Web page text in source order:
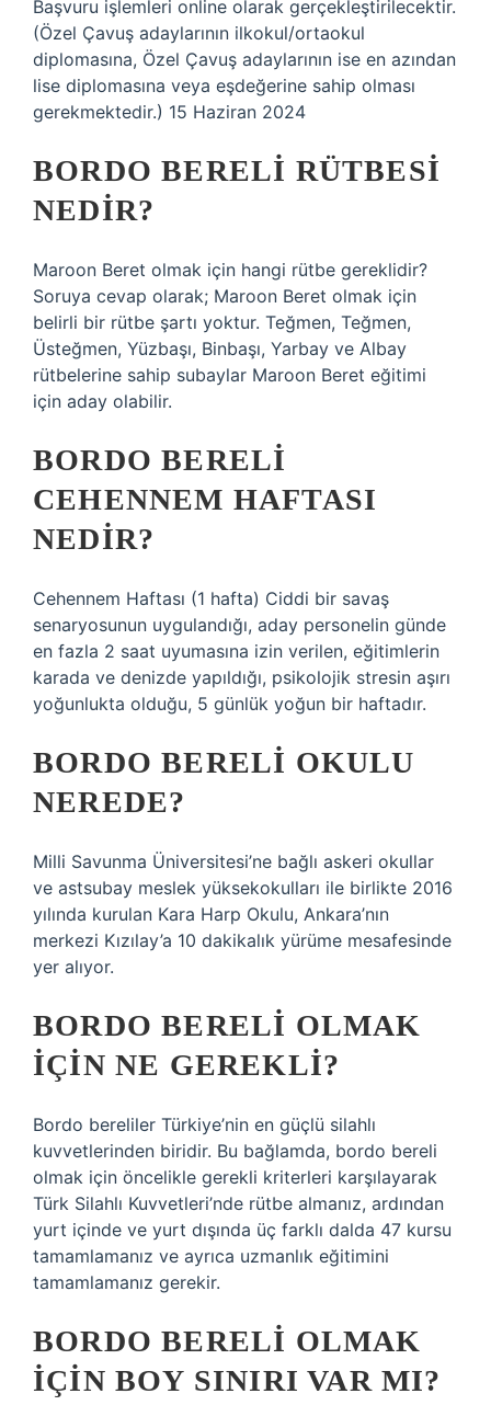
Başvuru işlemleri online olarak gerçekleştirilecektir.
(Özel Çavuş adaylarının ilkokul/ortaokul
diplomasına, Özel Çavuş adaylarının ise en azından
lise diplomasına veya eşdeğerine sahip olması
gerekmektedir.) 15 Haziran 2024
BORDO BERELI RÜTBESI
NEDIR?
Maroon Beret olmak için hangi rütbe gereklidir?
Soruya cevap olarak; Maroon Beret olmak için
belirli bir rütbe şartı yoktur. Teğmen, Teğmen,
Üsteğmen, Yüzbaşı, Binbaşı, Yarbay ve Albay
rütbelerine sahip subaylar Maroon Beret eğitimi
için aday olabilir.
BORDO BERELI
CEHENNEM HAFTASI
NEDIR?
Cehennem Haftası (1 hafta) Ciddi bir savaş
senaryosunun uygulandığı, aday personelin günde
en fazla 2 saat uyumasına izin verilen, eğitimlerin
karada ve denizde yapıldığı, psikolojik stresin aşırı
yoğunlukta olduğu, 5 günlük yoğun bir haftadır.
BORDO BERELI OKULU
NEREDE?
Milli Savunma Üniversitesi’ne bağlı askeri okullar
ve astsubay meslek yüksekokulları ile birlikte 2016
yılında kurulan Kara Harp Okulu, Ankara’nın
merkezi Kızılay’a 10 dakikalık yürüme mesafesinde
yer alıyor.
BORDO BERELI OLMAK
IÇIN NE GEREKLI?
Bordo bereliler Türkiye’nin en güçlü silahlı
kuvvetlerinden biridir. Bu bağlamda, bordo bereli
olmak için öncelikle gerekli kriterleri karşılayarak
Türk Silahlı Kuvvetleri’nde rütbe almanız, ardından
yurt içinde ve yurt dışında üç farklı dalda 47 kursu
tamamlamanız ve ayrıca uzmanlık eğitimini
tamamlamanız gerekir.
BORDO BERELI OLMAK
IÇIN BOY SINIRI VAR MI?